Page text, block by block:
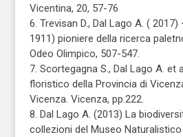
Vicentina, 20, 57-76
6. Trevisan D., Dal Lago A. (
1911) pioniere della ricerca
Odeo Olimpico, 507-547.
7. Scortegagna S., Dal Lago A. et
floristico della Provincia di
Vicenza. Vicenza, pp.222.
8. Dal Lago A. (2013) La
collezioni del Museo